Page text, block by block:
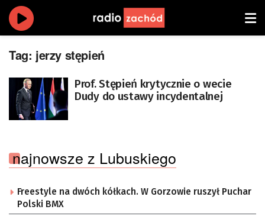
Tag: jerzy stępień
Prof. Stępień krytycznie o wecie
Dudy do ustawy incydentalnej
najnowsze z Lubuskiego
Freestyle na dwóch kółkach. W Gorzowie ruszył Puchar
Polski BMX